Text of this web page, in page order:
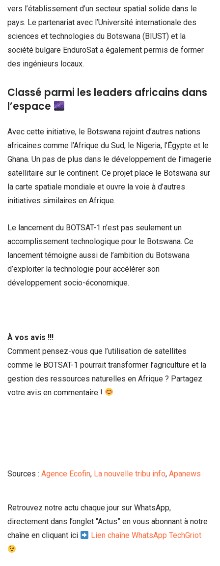
vers l’établissement d’un secteur spatial solide dans le
pays. Le partenariat avec l’Université internationale des
sciences et technologies du Botswana (BIUST) et la
société bulgare EnduroSat a également permis de former
des ingénieurs locaux.
Classé parmi les leaders africains dans
l’espace
Avec cette initiative, le Botswana rejoint d’autres nations
africaines comme l’Afrique du Sud, le Nigeria, l’Égypte et le
Ghana. Un pas de plus dans le développement de l’imagerie
satellitaire sur le continent. Ce projet place le Botswana sur
la carte spatiale mondiale et ouvre la voie à d’autres
initiatives similaires en Afrique.
Le lancement du BOTSAT-1 n’est pas seulement un
accomplissement technologique pour le Botswana. Ce
lancement témoigne aussi de l’ambition du Botswana
d’exploiter la technologie pour accélérer son
développement socio-économique.
À vos avis !!!
Comment pensez-vous que l’utilisation de satellites
comme le BOTSAT-1 pourrait transformer l’agriculture et la
gestion des ressources naturelles en Afrique ? Partagez
votre avis en commentaire !
Sources : Agence Ecofin, La nouvelle tribu info, Apanews
Retrouvez notre actu chaque jour sur WhatsApp,
directement dans l’onglet “Actus” en vous abonnant à notre
chaîne en cliquant ici
Lien chaîne WhatsApp TechGriot